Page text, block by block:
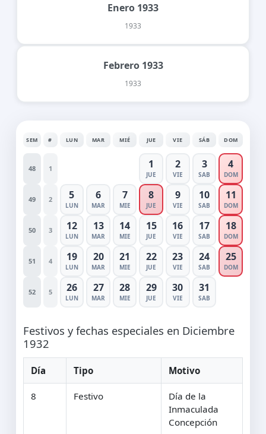
Enero 1933
1933
Febrero 1933
1933
SEM # LUN MAR MIÉ JUE VIE SÁB DOM
48 1 1
JUE
2
VIE
3
SAB
4
DOM
49 2 5
LUN
6
MAR
7
MIE
8
JUE
9
VIE
10
SAB
11
DOM
50 3 12
LUN
13
MAR
14
MIE
15
JUE
16
VIE
17
SAB
18
DOM
51 4 19
LUN
20
MAR
21
MIE
22
JUE
23
VIE
24
SAB
25
DOM
52 5 26
LUN
27
MAR
28
MIE
29
JUE
30
VIE
31
SAB
Festivos y fechas especiales en Diciembre
1932
Día Tipo Motivo
8 Festivo
Día de la
Inmaculada
Concepción